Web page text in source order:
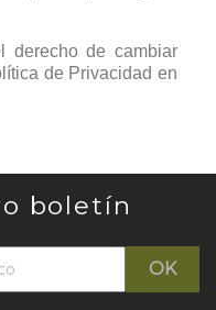
derecho de cambiar
de Privacidad en
boletín